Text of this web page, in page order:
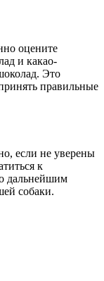
оцените
и какао-
Это
правильные
если не уверены
к
дальнейшим
собаки.